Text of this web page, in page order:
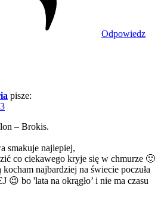
Odpowiedz
pisze:
– Brokis.
smakuje najlepiej,
co ciekawego kryje się w chmurze 🙂
najbardziej na świecie poczuła
😉 bo 'lata na okrągło’ i nie ma czasu